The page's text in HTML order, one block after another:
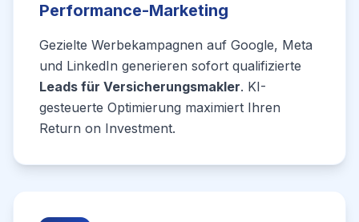
Performance-Marketing
Gezielte Werbekampagnen auf Google, Meta
und LinkedIn generieren sofort qualifizierte
Leads für Versicherungsmakler. KI-
gesteuerte Optimierung maximiert Ihren
Return on Investment.